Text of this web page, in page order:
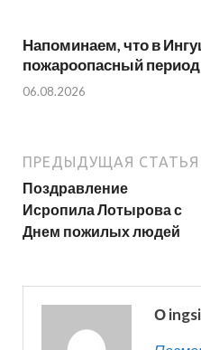
Напоминаем, что в
пожароопасный
06.08.2026
ПРЕДЫДУЩАЯ СТАТЬЯ
Поздравление
Исропила Лотырова с
Днем пожилых людей
О